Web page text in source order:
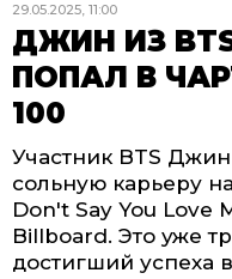
29.05.2025, 11:00
ДЖИН ИЗ
ПОПАЛ В
100
Участник BTS
сольную карьеру
Don't Say You Love
Billboard. Это уже
достигший успеха